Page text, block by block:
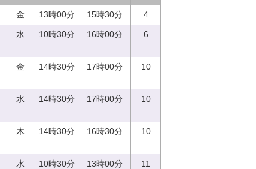
金 13時00分 15時30分 4
水 10時30分 16時00分 6
金 14時30分 17時00分 10
水 14時30分 17時00分 10
木 14時30分 16時30分 10
水 10時30分 13時00分 11